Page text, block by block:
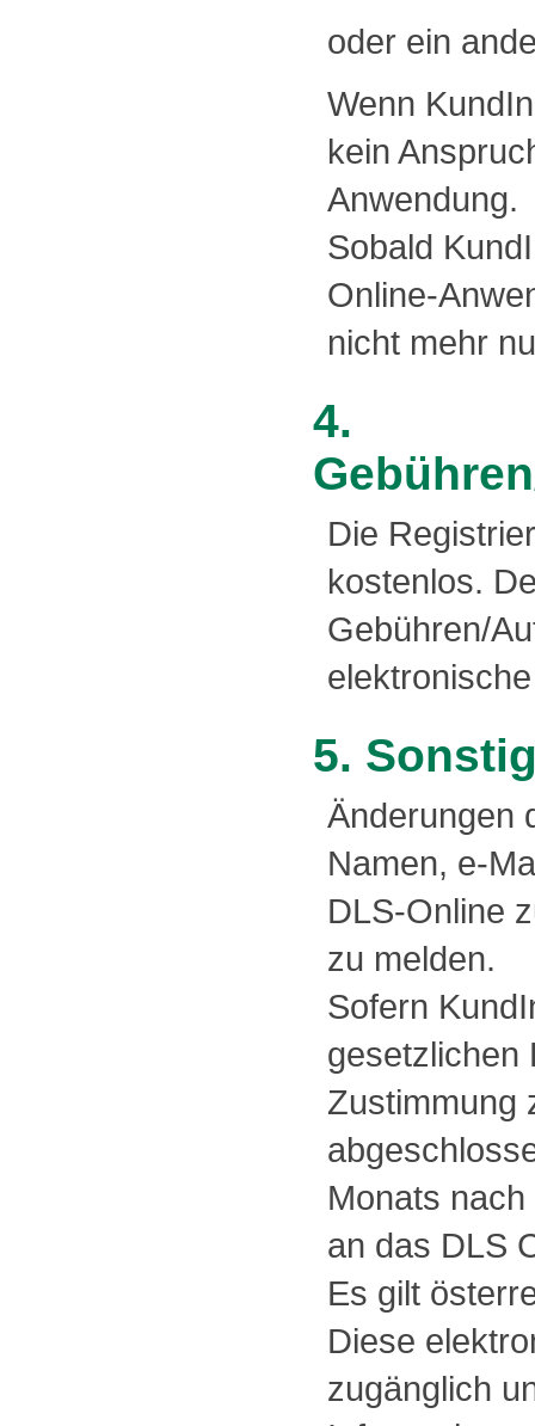
oder ein
Wenn
kein
Anwendung.
Sobald
Online-
nicht mehr
4.
Die
kostenlos.
Gebühren/
5.
Änderungen
Namen, e-
DLS-Online
zu melden.
Sofern
gesetzlichen
Zustimmung
Monats
an das DLS
Es gilt
Diese
zugänglich